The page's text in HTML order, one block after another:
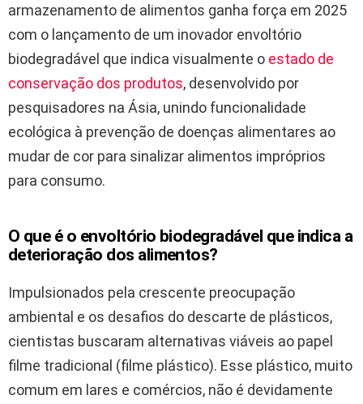
armazenamento de alimentos ganha força em 2025
com o lançamento de um inovador envoltório
biodegradável que indica visualmente o estado de
conservação dos produtos, desenvolvido por
pesquisadores na Ásia, unindo funcionalidade
ecológica à prevenção de doenças alimentares ao
mudar de cor para sinalizar alimentos impróprios
para consumo.
O que é o envoltório biodegradável que indica a
deterioração dos alimentos?
Impulsionados pela crescente preocupação
ambiental e os desafios do descarte de plásticos,
cientistas buscaram alternativas viáveis ao papel
filme tradicional (filme plástico). Esse plástico, muito
comum em lares e comércios, não é devidamente